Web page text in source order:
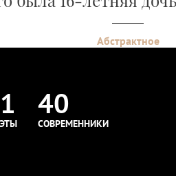
Абстрактное
40
СОВРЕМЕННИКИ